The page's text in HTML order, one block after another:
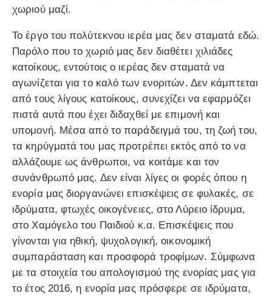
χωριού μαζί.
Το έργο του πολύτεκνου ιερέα μας δεν σταματά εδώ.
Παρόλο που το χωριό μας δεν διαθέτει χιλιάδες
κατοίκους, εντούτοις ο ιερέας δεν σταματά να
αγωνίζεται για το καλό των ενοριτών. Δεν κάμπτεται
από τους λίγους κατοίκους, συνεχίζει να εφαρμόζει
πιστά αυτά που έχει διδαχθεί με επιμονή και
υπομονή. Μέσα από το παράδειγμά του, τη ζωή του,
τα κηρύγματά του μας προτρέπει εκτός από το να
αλλάζουμε ως άνθρωποι, να κοιτάμε και τον
συνάνθρωπό μας. Δεν είναι λίγες οι φορές όπου η
ενορία μας διοργανώνει επισκέψεις σε φυλακές, σε
ιδρύματα, φτωχές οικογένειες, στο Λύρειο ίδρυμα,
στο Χαμόγελο του Παιδιού κ.α. Επισκέψεις που
γίνονται για ηθική, ψυχολογική, οικονομική
συμπαράσταση και προσφορά τροφίμων. Σύμφωνα
με τα στοιχεία του απολογισμού της ενορίας μας για
το έτος 2016, η ενορία μας πρόσφερε σε ιδρύματα,